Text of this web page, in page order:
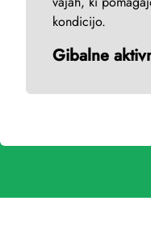
kondicijo.
Gibalne